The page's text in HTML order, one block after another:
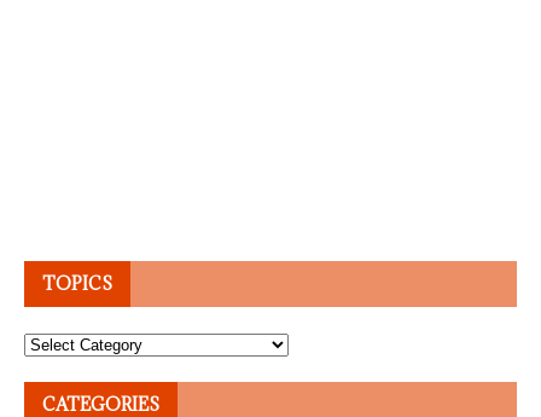
TOPICS
Topics
CATEGORIES